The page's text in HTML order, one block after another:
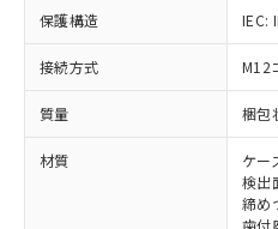
保護構造 IEC:
接続方式 M12
質量 梱包
材質
ケー
検出
締め
歯付
ムロン制御機器
ご相談ください。
オムロン制御機
販売ネッ
在庫状況および
事前の承諾なく
示しないようお
マイパーツ機能
(DIBP) 1000ppm以下
但し、RoHS指令で産業用監
適用除外項目は除く。
フタル酸エステル類の４物質
図的な使用がないことを確
部品在庫の切り替え
ル) : 1000ppm、
※2 環境保護使用
「ｅ」：有害物質（
準値以下であること
「10」：通常の使用
当社は貴社製品
ル、化学兵器、
武器並びにこれ
使用いたしませ
当社は、貴社製
場合は、上記1
該第三者に通知
販売先および販
一定数には
在庫なし(最
いては、お
たはお客様
機器販売店
認ください)
受注生産機